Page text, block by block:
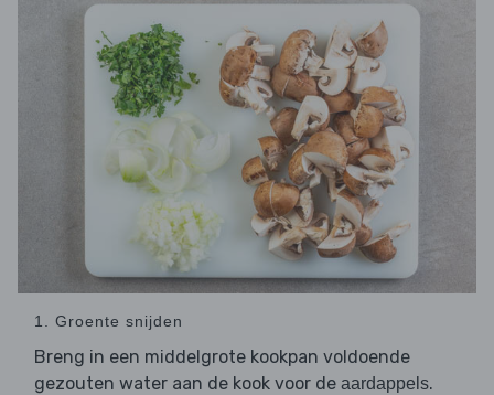
1. Groente snijden
Breng in een middelgrote kookpan voldoende
gezouten water aan de kook voor de aardappels.